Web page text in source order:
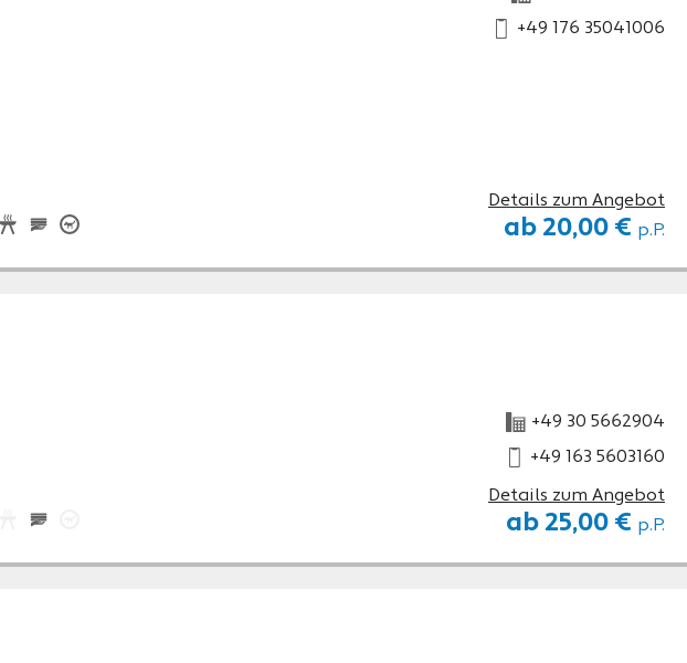
+49 176 35041006
Details zum Angebot
ab 20,00 € p.P.
+49 30 5662904
+49 163 5603160
Details zum Angebot
ab 25,00 € p.P.